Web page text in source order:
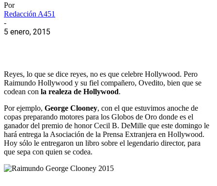
Por
Redacción A451
-
5 enero, 2015
Reyes, lo que se dice reyes, no es que celebre Hollywood. Pero
Raimundo Hollywood y su fiel compañero, Ovedito, bien que se
codean con la realeza de Hollywood.
Por ejemplo, George Clooney, con el que estuvimos anoche de
copas preparando motores para los Globos de Oro donde es el
ganador del premio de honor Cecil B. DeMille que este domingo le
hará entrega la Asociación de la Prensa Extranjera en Hollywood.
Hoy sólo le entregaron un libro sobre el legendario director, para
que sepa con quien se codea.